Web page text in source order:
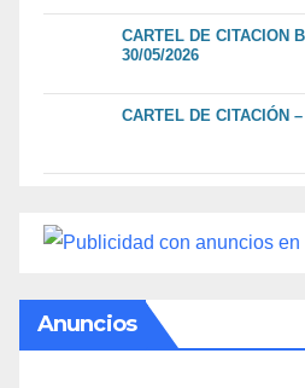
CARTEL DE CITACION
30/05/2026
CARTEL DE CITACIÓN
Anuncios